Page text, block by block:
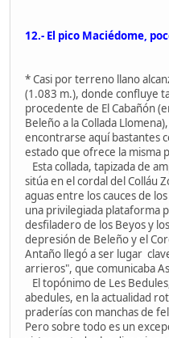
12.- El pico Maciédome,
* Casi por terreno llano
(1.083 m.), donde confluye
procedente de El Cabañón
Beleño a la Collada
encontrarse aquí bastantes
estado que ofrece la misma
Esta collada, tapizada de
sitúa en el cordal del Colláu
aguas entre los cauces de
una privilegiada plataforma
desfiladero de los Beyos y
depresión de Beleño y el
Antaño llegó a ser lugar
arrieros", que comunicaba
El topónimo de Les
abedules, en la actualidad
praderías con manchas de
Pero sobre todo es un